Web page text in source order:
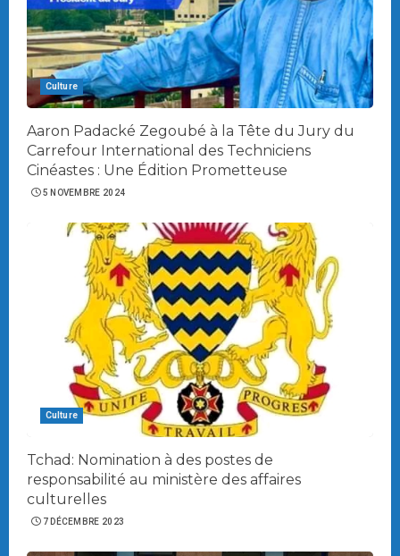
Culture
Aaron Padacké Zegoubé à la Tête du Jury du
Carrefour International des Techniciens
Cinéastes : Une Édition Prometteuse
5 NOVEMBRE 2024
Culture
Tchad: Nomination à des postes de
responsabilité au ministère des affaires
culturelles
7 DÉCEMBRE 2023